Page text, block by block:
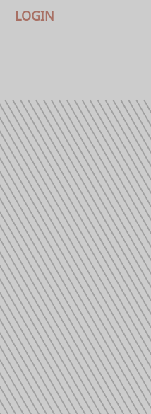
LOGIN